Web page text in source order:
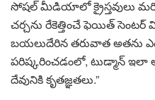
సోషల్ మీడియాలో క్రైస్తవులు
చర్చను రేకెత్తించే ఫెయిత్ సెంటర్
బయలుదేరిన తరువాత అతను
పరిష్కరించడంలో, టుడ్మాన్ ఇలా
దేవునికి కృతజ్ఞతలు.”